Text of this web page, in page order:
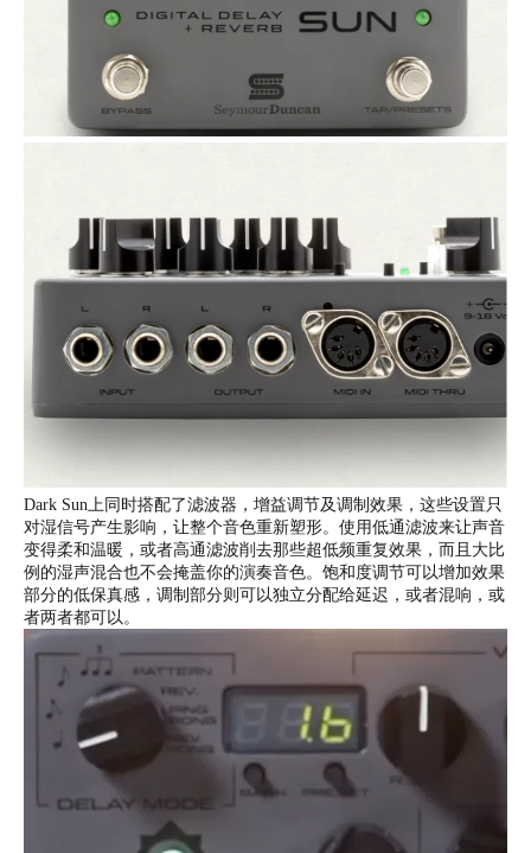
Dark Sun上同时搭配了滤波器，增益调节及调制效果，这些设置只
对湿信号产生影响，让整个音色重新塑形。使用低通滤波来让声音
变得柔和温暖，或者高通滤波削去那些超低频重复效果，而且大比
例的湿声混合也不会掩盖你的演奏音色。饱和度调节可以增加效果
部分的低保真感，调制部分则可以独立分配给延迟，或者混响，或
者两者都可以。